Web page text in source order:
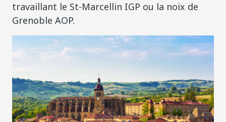
travaillant le St-Marcellin IGP ou la noix de
Grenoble AOP.